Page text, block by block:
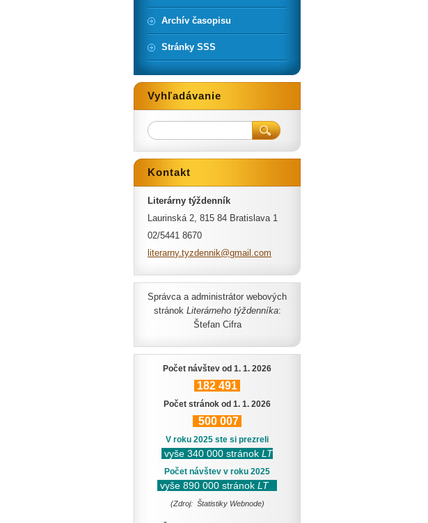
Archív časopisu
Stránky SSS
Vyhľadávanie
Kontakt
Literárny týždenník
Laurinská 2, 815 84 Bratislava 1
02/5441 8670
literarny.tyzdennik@gmai l.com
Správca a administrátor webových
stránok Literárneho týždenníka:
Štefan Cifra
Počet návštev od 1. 1. 2026
182 491
Počet stránok od 1. 1. 2026
500 007
V roku 2025 ste si prezreli
vyše 340 000 stránok LT
Počet návštev v roku 2025
vyše 890 000 stránok LT
(Zdroj: Štatistiky Webnode)